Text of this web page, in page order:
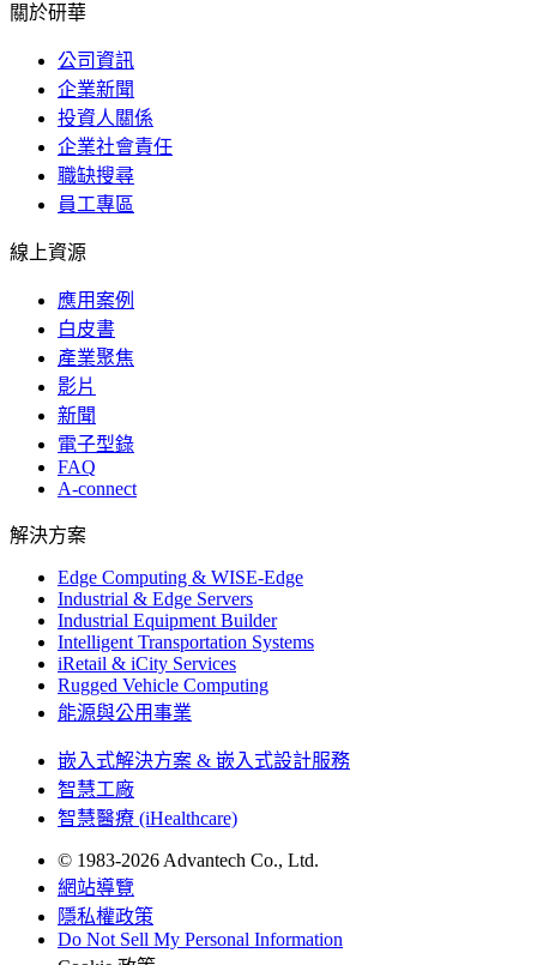
關於研華
公司資訊
企業新聞
投資人關係
企業社會責任
職缺搜尋
員工專區
線上資源
應用案例
白皮書
產業聚焦
影片
新聞
電子型錄
FAQ
A-connect
解決方案
Edge Computing & WISE-Edge
Industrial & Edge Servers
Industrial Equipment Builder
Intelligent Transportation Systems
iRetail & iCity Services
Rugged Vehicle Computing
能源與公用事業
嵌入式解決方案 & 嵌入式設計服務
智慧工廠
智慧醫療 (iHealthcare)
© 1983-2026 Advantech Co., Ltd.
網站導覽
隱私權政策
Do Not Sell My Personal Information